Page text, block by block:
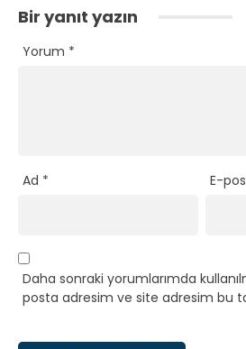
Bir yanıt yazın
Yorum *
Ad * E-
Daha sonraki yorumlarımda
posta adresim ve site adresim bu